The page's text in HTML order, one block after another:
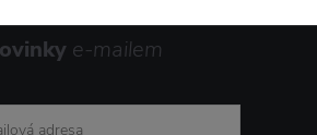
e-mailem